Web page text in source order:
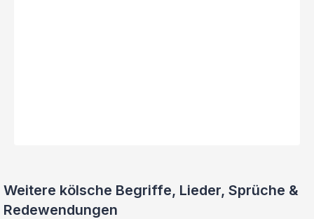
Weitere kölsche Begriffe, Lieder, Sprüche &
Redewendungen